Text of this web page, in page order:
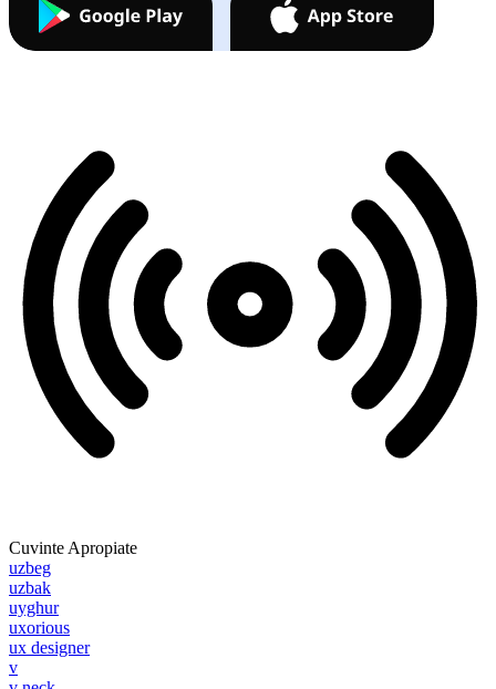
Cuvinte Apropiate
uzbeg
uzbak
uyghur
uxorious
ux designer
v